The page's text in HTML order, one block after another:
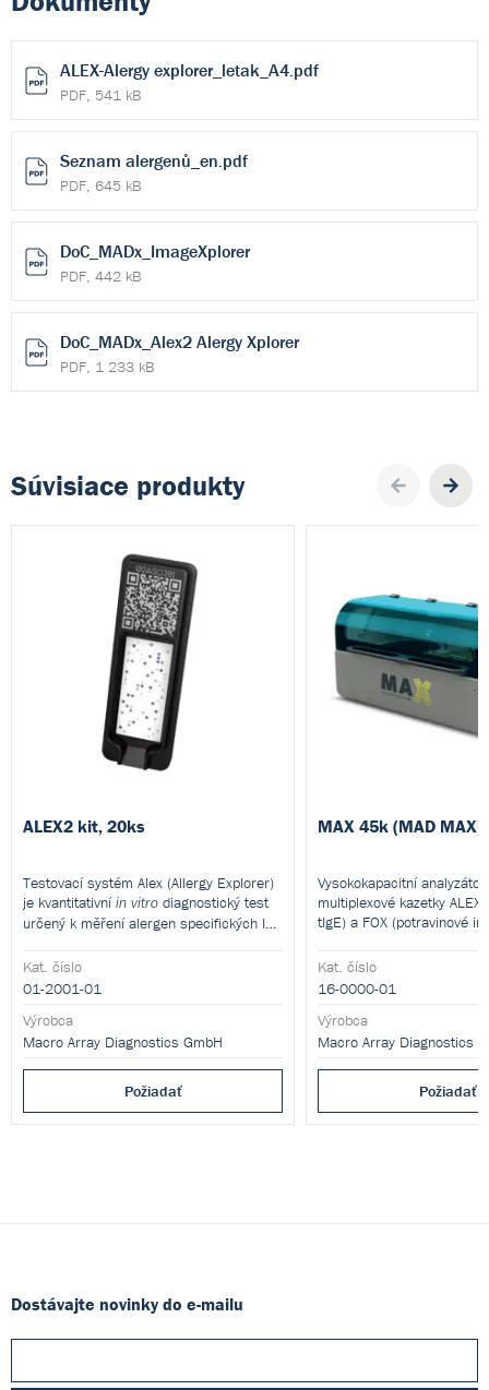
ALEX-Alergy explorer_letak_A4.pdf
PDF, 541 kB
Seznam alergenů_en.pdf
PDF, 645 kB
DoC_MADx_ImageXplorer
PDF, 442 kB
DoC_MADx_Alex2 Alergy Xplorer
PDF, 1 233 kB
Súvisiace produkty
ALEX2 kit, 20ks
Testovací systém Alex (Allergy Explorer)
je kvantitativníin vitro diagnostický test
určený k měření alergen specifických IgE
vitro diagnostický test k měření
celkového IgE (tIgE) v lidském séru nebo
plazmě (kromě EDTA plazmy).
Kat. číslo
01-2001-01
Výrobca
Macro Array Diagnostics GmbH
Požiadať
MAX 45k (MAD MAX)
Vysokokapacitní
multiplexové kazetky
tIgE) a FOX (potravinové
Kat. číslo
16-0000-01
Výrobca
Macro Array Diagnostics
Požiadať
Dostávajte novinky do e-mailu